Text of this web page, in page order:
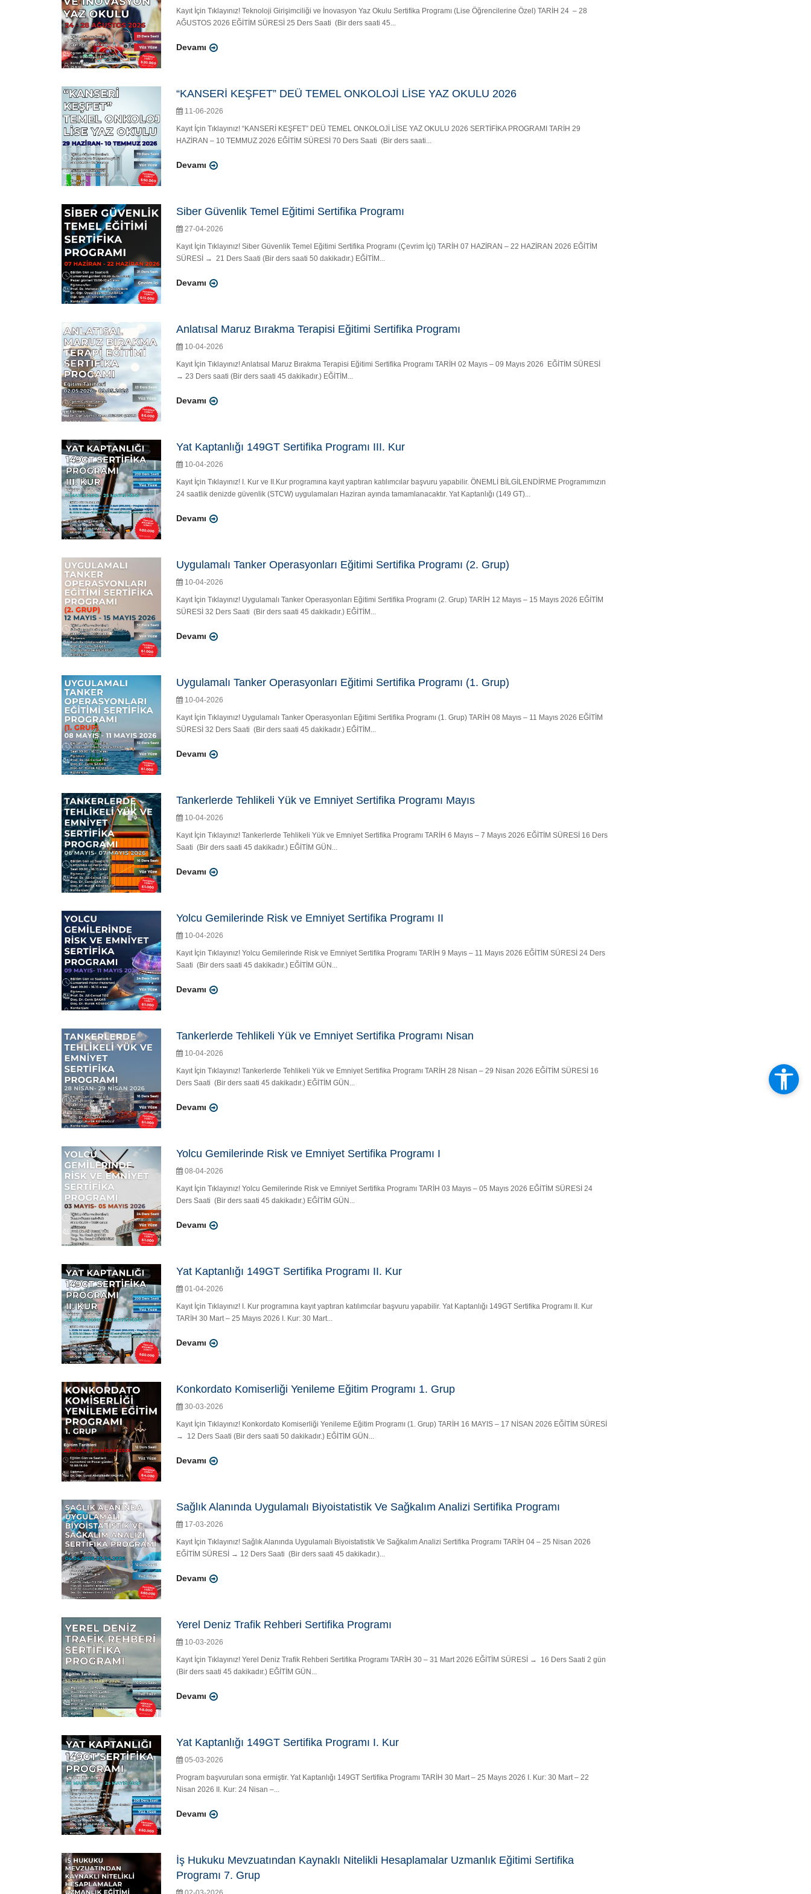
Kayıt İçin Tıklayınız! Teknoloji Girişimciliği ve İnovasyon Yaz Okulu Sertifika Programı (Lise Öğrencilerine Özel) TARİH 24 – 28
AĞUSTOS 2026 EĞİTİM SÜRESİ 25 Ders Saati (Bir ders saati 45...
Devamı
“KANSERİ KEŞFET” DEÜ TEMEL ONKOLOJİ LİSE YAZ OKULU 2026
11-06-2026
Kayıt İçin Tıklayınız! “KANSERİ KEŞFET” DEÜ TEMEL ONKOLOJİ LİSE YAZ OKULU 2026 SERTİFİKA PROGRAMI TARİH 29
HAZİRAN – 10 TEMMUZ 2026 EĞİTİM SÜRESİ 70 Ders Saati (Bir ders saati...
Devamı
Siber Güvenlik Temel Eğitimi Sertifika Programı
27-04-2026
Kayıt İçin Tıklayınız! Siber Güvenlik Temel Eğitimi Sertifika Programı (Çevrim İçi) TARİH 07 HAZİRAN – 22 HAZİRAN 2026 EĞİTİM
SÜRESİ → 21 Ders Saati (Bir ders saati 50 dakikadır.) EĞİTİM...
Devamı
Anlatısal Maruz Bırakma Terapisi Eğitimi Sertifika Programı
10-04-2026
Kayıt İçin Tıklayınız! Anlatısal Maruz Bırakma Terapisi Eğitimi Sertifika Programı TARİH 02 Mayıs – 09 Mayıs 2026 EĞİTİM SÜRESİ
→ 23 Ders saati (Bir ders saati 45 dakikadır.) EĞİTİM...
Devamı
Yat Kaptanlığı 149GT Sertifika Programı III. Kur
10-04-2026
Kayıt İçin Tıklayınız! I. Kur ve II.Kur programına kayıt yaptıran katılımcılar başvuru yapabilir. ÖNEMLİ BİLGİLENDİRME Programımızın
24 saatlik denizde güvenlik (STCW) uygulamaları Haziran ayında tamamlanacaktır. Yat Kaptanlığı (149 GT)...
Devamı
Uygulamalı Tanker Operasyonları Eğitimi Sertifika Programı (2. Grup)
10-04-2026
Kayıt İçin Tıklayınız! Uygulamalı Tanker Operasyonları Eğitimi Sertifika Programı (2. Grup) TARİH 12 Mayıs – 15 Mayıs 2026 EĞİTİM
SÜRESİ 32 Ders Saati (Bir ders saati 45 dakikadır.) EĞİTİM...
Devamı
Uygulamalı Tanker Operasyonları Eğitimi Sertifika Programı (1. Grup)
10-04-2026
Kayıt İçin Tıklayınız! Uygulamalı Tanker Operasyonları Eğitimi Sertifika Programı (1. Grup) TARİH 08 Mayıs – 11 Mayıs 2026 EĞİTİM
SÜRESİ 32 Ders Saati (Bir ders saati 45 dakikadır.) EĞİTİM...
Devamı
Tankerlerde Tehlikeli Yük ve Emniyet Sertifika Programı Mayıs
10-04-2026
Kayıt İçin Tıklayınız! Tankerlerde Tehlikeli Yük ve Emniyet Sertifika Programı TARİH 6 Mayıs – 7 Mayıs 2026 EĞİTİM SÜRESİ 16 Ders
Saati (Bir ders saati 45 dakikadır.) EĞİTİM GÜN...
Devamı
Yolcu Gemilerinde Risk ve Emniyet Sertifika Programı II
10-04-2026
Kayıt İçin Tıklayınız! Yolcu Gemilerinde Risk ve Emniyet Sertifika Programı TARİH 9 Mayıs – 11 Mayıs 2026 EĞİTİM SÜRESİ 24 Ders
Saati (Bir ders saati 45 dakikadır.) EĞİTİM GÜN...
Devamı
Tankerlerde Tehlikeli Yük ve Emniyet Sertifika Programı Nisan
10-04-2026
Kayıt İçin Tıklayınız! Tankerlerde Tehlikeli Yük ve Emniyet Sertifika Programı TARİH 28 Nisan – 29 Nisan 2026 EĞİTİM SÜRESİ 16
Ders Saati (Bir ders saati 45 dakikadır.) EĞİTİM GÜN...
Devamı
Yolcu Gemilerinde Risk ve Emniyet Sertifika Programı I
08-04-2026
Kayıt İçin Tıklayınız! Yolcu Gemilerinde Risk ve Emniyet Sertifika Programı TARİH 03 Mayıs – 05 Mayıs 2026 EĞİTİM SÜRESİ 24
Ders Saati (Bir ders saati 45 dakikadır.) EĞİTİM GÜN...
Devamı
Yat Kaptanlığı 149GT Sertifika Programı II. Kur
01-04-2026
Kayıt İçin Tıklayınız! I. Kur programına kayıt yaptıran katılımcılar başvuru yapabilir. Yat Kaptanlığı 149GT Sertifika Programı II. Kur
TARİH 30 Mart – 25 Mayıs 2026 I. Kur: 30 Mart...
Devamı
Konkordato Komiserliği Yenileme Eğitim Programı 1. Grup
30-03-2026
Kayıt İçin Tıklayınız! Konkordato Komiserliği Yenileme Eğitim Programı (1. Grup) TARİH 16 MAYIS – 17 NİSAN 2026 EĞİTİM SÜRESİ
→ 12 Ders Saati (Bir ders saati 50 dakikadır.) EĞİTİM GÜN...
Devamı
Sağlık Alanında Uygulamalı Biyoistatistik Ve Sağkalım Analizi Sertifika Programı
17-03-2026
Kayıt İçin Tıklayınız! Sağlık Alanında Uygulamalı Biyoistatistik Ve Sağkalım Analizi Sertifika Programı TARİH 04 – 25 Nisan 2026
EĞİTİM SÜRESİ → 12 Ders Saati (Bir ders saati 45 dakikadır.)...
Devamı
Yerel Deniz Trafik Rehberi Sertifika Programı
10-03-2026
Kayıt İçin Tıklayınız! Yerel Deniz Trafik Rehberi Sertifika Programı TARİH 30 – 31 Mart 2026 EĞİTİM SÜRESİ → 16 Ders Saati 2 gün
(Bir ders saati 45 dakikadır.) EĞİTİM GÜN...
Devamı
Yat Kaptanlığı 149GT Sertifika Programı I. Kur
05-03-2026
Program başvuruları sona ermiştir. Yat Kaptanlığı 149GT Sertifika Programı TARİH 30 Mart – 25 Mayıs 2026 I. Kur: 30 Mart – 22
Nisan 2026 II. Kur: 24 Nisan –...
Devamı
İş Hukuku Mevzuatından Kaynaklı Nitelikli Hesaplamalar Uzmanlık Eğitimi Sertifika
Programı 7. Grup